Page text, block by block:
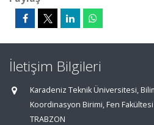
İletişim Bilgileri
Karadeniz Teknik Üniversitesi,
Koordinasyon Birimi, Fen Fakültesi
TRABZON